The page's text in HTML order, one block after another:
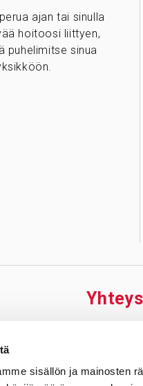
sisällön ja mainosten
ajan tai sinulla
hoitoosi liittyen,
puhelimitse sinua
Nova